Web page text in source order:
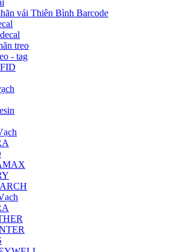
vải Thiên Bình Barcode
treo
- tag